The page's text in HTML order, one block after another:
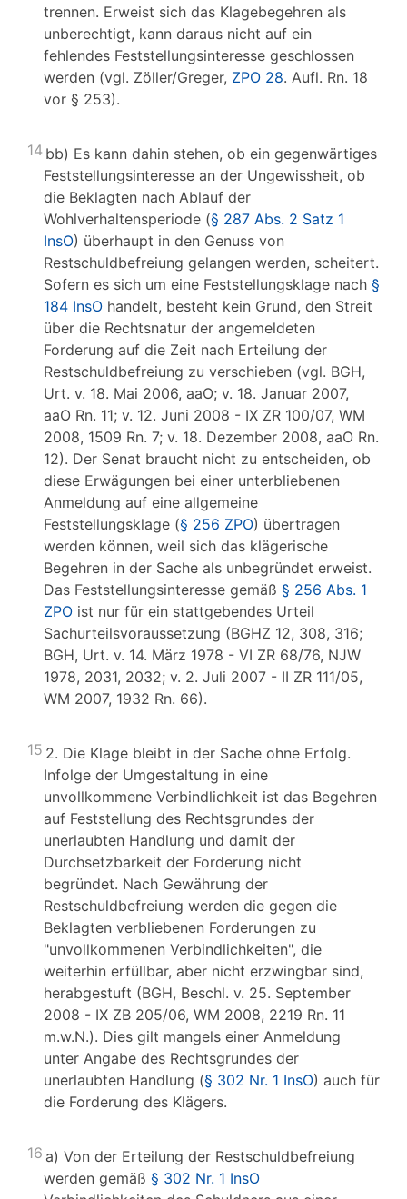
trennen. Erweist sich das Klagebegehren als
unberechtigt, kann daraus nicht auf ein
fehlendes Feststellungsinteresse geschlossen
werden (vgl. Zöller/Greger, ZPO 28. Aufl. Rn. 18
vor § 253).
14 bb) Es kann dahin stehen, ob ein gegenwärtiges
Feststellungsinteresse an der Ungewissheit, ob
die Beklagten nach Ablauf der
Wohlverhaltensperiode (§ 287 Abs. 2 Satz 1
InsO) überhaupt in den Genuss von
Restschuldbefreiung gelangen werden, scheitert.
Sofern es sich um eine Feststellungsklage nach §
184 InsO handelt, besteht kein Grund, den Streit
über die Rechtsnatur der angemeldeten
Forderung auf die Zeit nach Erteilung der
Restschuldbefreiung zu verschieben (vgl. BGH,
Urt. v. 18. Mai 2006, aaO; v. 18. Januar 2007,
aaO Rn. 11; v. 12. Juni 2008 - IX ZR 100/07, WM
2008, 1509 Rn. 7; v. 18. Dezember 2008, aaO Rn.
12). Der Senat braucht nicht zu entscheiden, ob
diese Erwägungen bei einer unterbliebenen
Anmeldung auf eine allgemeine
Feststellungsklage (§ 256 ZPO) übertragen
werden können, weil sich das klägerische
Begehren in der Sache als unbegründet erweist.
Das Feststellungsinteresse gemäß § 256 Abs. 1
ZPO ist nur für ein stattgebendes Urteil
Sachurteilsvoraussetzung (BGHZ 12, 308, 316;
BGH, Urt. v. 14. März 1978 - VI ZR 68/76, NJW
1978, 2031, 2032; v. 2. Juli 2007 - II ZR 111/05,
WM 2007, 1932 Rn. 66).
15 2. Die Klage bleibt in der Sache ohne Erfolg.
Infolge der Umgestaltung in eine
unvollkommene Verbindlichkeit ist das Begehren
auf Feststellung des Rechtsgrundes der
unerlaubten Handlung und damit der
Durchsetzbarkeit der Forderung nicht
begründet. Nach Gewährung der
Restschuldbefreiung werden die gegen die
Beklagten verbliebenen Forderungen zu
"unvollkommenen Verbindlichkeiten", die
weiterhin erfüllbar, aber nicht erzwingbar sind,
herabgestuft (BGH, Beschl. v. 25. September
2008 - IX ZB 205/06, WM 2008, 2219 Rn. 11
m.w.N.). Dies gilt mangels einer Anmeldung
unter Angabe des Rechtsgrundes der
unerlaubten Handlung (§ 302 Nr. 1 InsO) auch für
die Forderung des Klägers.
16 a) Von der Erteilung der Restschuldbefreiung
werden gemäß § 302 Nr. 1 InsO